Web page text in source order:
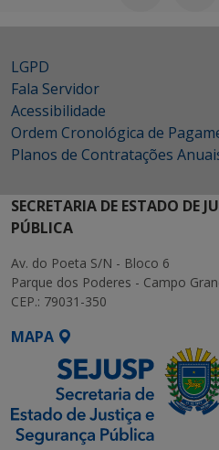
LGPD
Fala Servidor
Acessibilidade
Ordem Cronológica de
Planos de Contratações
SECRETARIA DE ESTADO DE
PÚBLICA
Av. do Poeta S/N - Bloco 6
Parque dos Poderes - Campo
CEP.: 79031-350
MAPA